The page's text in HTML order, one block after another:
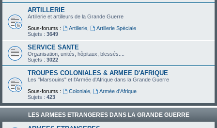
ARTILLERIE
Artillerie et artilleurs de la Grande Guerre
Sous-forums :
Artillerie,
Artillerie Spéciale
Sujets : 3649
SERVICE SANTE
Organisation, unités, hôpitaux, blessés....
Sujets : 3022
TROUPES COLONIALES & ARMEE D'AFRIQUE
Les "Marsouins" et l'Armée d'Afrique dans la Grande Guerre
Sous-forums :
Coloniale,
Armée d'Afrique
Sujets : 423
LES ARMEES ETRANGERES DANS LA GRANDE GUERRE